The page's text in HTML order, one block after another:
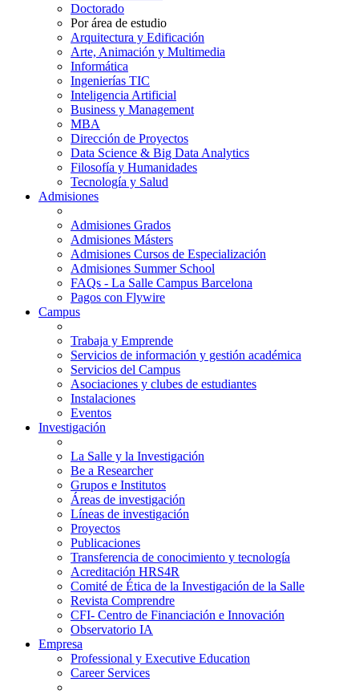
Doctorado
Por área de estudio
Arquitectura y Edificación
Arte, Animación y Multimedia
Informática
Ingenierías TIC
Inteligencia Artificial
Business y Management
MBA
Dirección de Proyectos
Data Science & Big Data Analytics
Filosofía y Humanidades
Tecnología y Salud
Admisiones
Admisiones Grados
Admisiones Másters
Admisiones Cursos de Especialización
Admisiones Summer School
FAQs - La Salle Campus Barcelona
Pagos con Flywire
Campus
Trabaja y Emprende
Servicios de información y gestión académica
Servicios del Campus
Asociaciones y clubes de estudiantes
Instalaciones
Eventos
Investigación
La Salle y la Investigación
Be a Researcher
Grupos e Institutos
Áreas de investigación
Líneas de investigación
Proyectos
Publicaciones
Transferencia de conocimiento y tecnología
Acreditación HRS4R
Comité de Ética de la Investigación de la Salle
Revista Comprendre
CFI- Centro de Financiación e Innovación
Observatorio IA
Empresa
Professional y Executive Education
Career Services